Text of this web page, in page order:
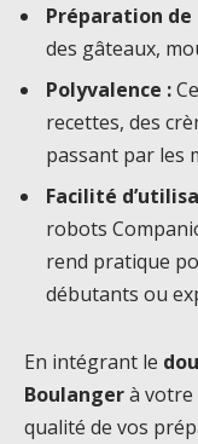
Préparation
des gâteaux,
Polyvalence :
recettes, des
passant par les
Facilité
robots
rend pratique
débutants ou
En intégrant le
Boulangerà votre
qualité de vos